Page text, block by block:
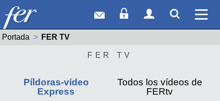
Correo webAcceso Socios
Acceso
Portada Actual:
FER TV
FER TV
Píldoras-vídeo
Express
Todos los vídeos de
FERtv